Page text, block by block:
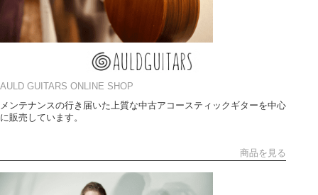
AULD GUITARS ONLINE SHOP
メンテナンスの行き届いた上質な中古アコースティックギターを中心
に販売しています。
商品を見る